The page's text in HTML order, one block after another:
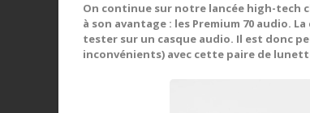
On continue sur notre lancée high-tech
à son avantage : les Premium 70 audio.
tester sur un casque audio. Il est donc
inconvénients) avec cette paire de